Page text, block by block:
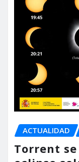
ACTUALIDAD
Torrent